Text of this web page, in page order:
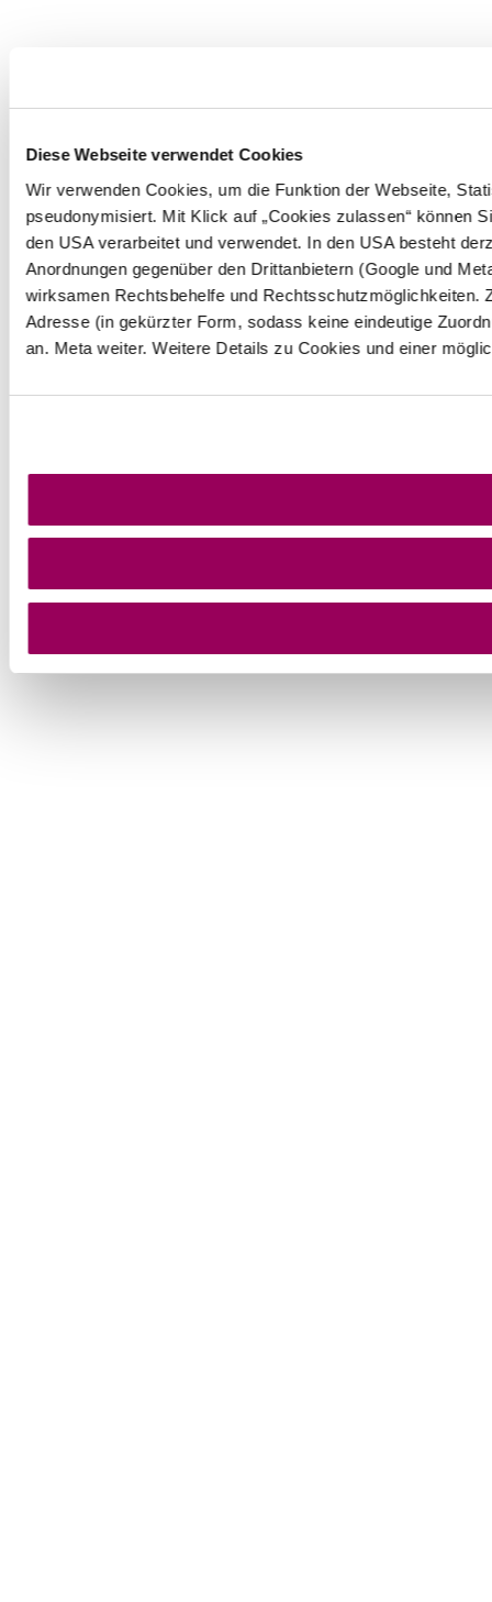
Diese Webseite verwendet Cookies
Wir verwenden Cookies, um die Funktion der Webseite,
pseudonymisiert. Mit Klick auf „Cookies zulassen“ können
den USA verarbeitet und verwendet. In den USA besteht
Anordnungen gegenüber den Drittanbietern (Google und
wirksamen Rechtsbehelfe und Rechtsschutzmöglichkeiten.
Adresse (in gekürzter Form, sodass keine eindeutige
an. Meta weiter. Weitere Details zu Cookies und einer